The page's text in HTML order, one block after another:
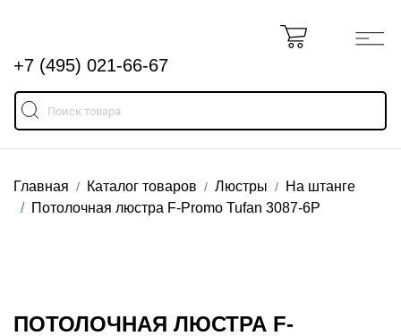
+7 (495) 021-66-67
Главная Каталог товаров Люстры
На штанге
Потолочная люстра F-Promo Tufan 3087-6P
ПОТОЛОЧНАЯ ЛЮСТРА F-